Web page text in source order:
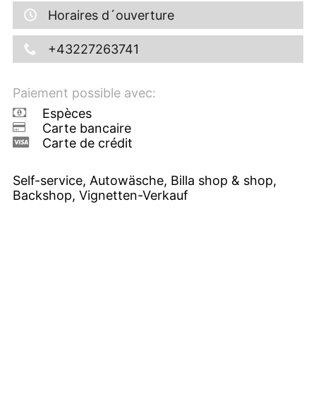
Horaires d´ouverture
+43227263741
Paiement possible avec:
Espèces
Carte bancaire
Carte de crédit
Self-service, Autowäsche, Billa shop & shop,
Backshop, Vignetten-Verkauf